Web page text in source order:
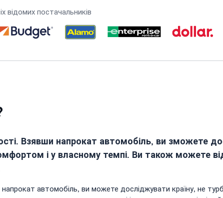
відомих постачальників
Взявши напрокат автомобіль, ви зможете
і у власному темпі. Ви також можете
автомобіль, ви можете досліджувати країну, не